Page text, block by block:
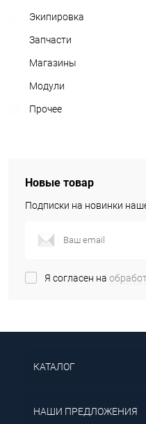
Экипировка
Запчасти
Магазины
Модули
Прочее
Новые товар
Подписки на новинки
Я согласен на
КАТАЛОГ
НАШИ ПРЕДЛОЖЕНИЯ